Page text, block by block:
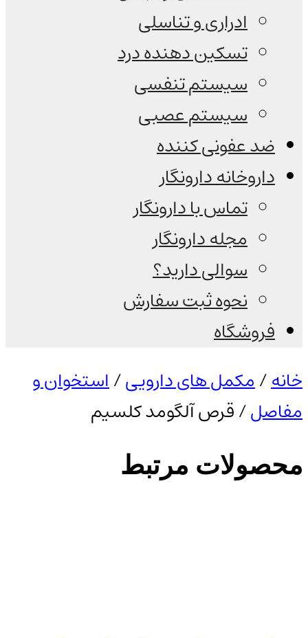
ادراری و تناسلی
تسکین دهنده درد
سیستم تنفسی
سیستم عصبی
ضد عفونی کننده
داروخانه دارونگار
تماس با دارونگار
مجله دارونگار
سوالی دارید؟
نحوه ثبت سفارش
فروشگاه
خانه/مکمل های دارویی/استخوان و
مفاصل/ قرص آلگومد کلسیم
محصولات مرتبط